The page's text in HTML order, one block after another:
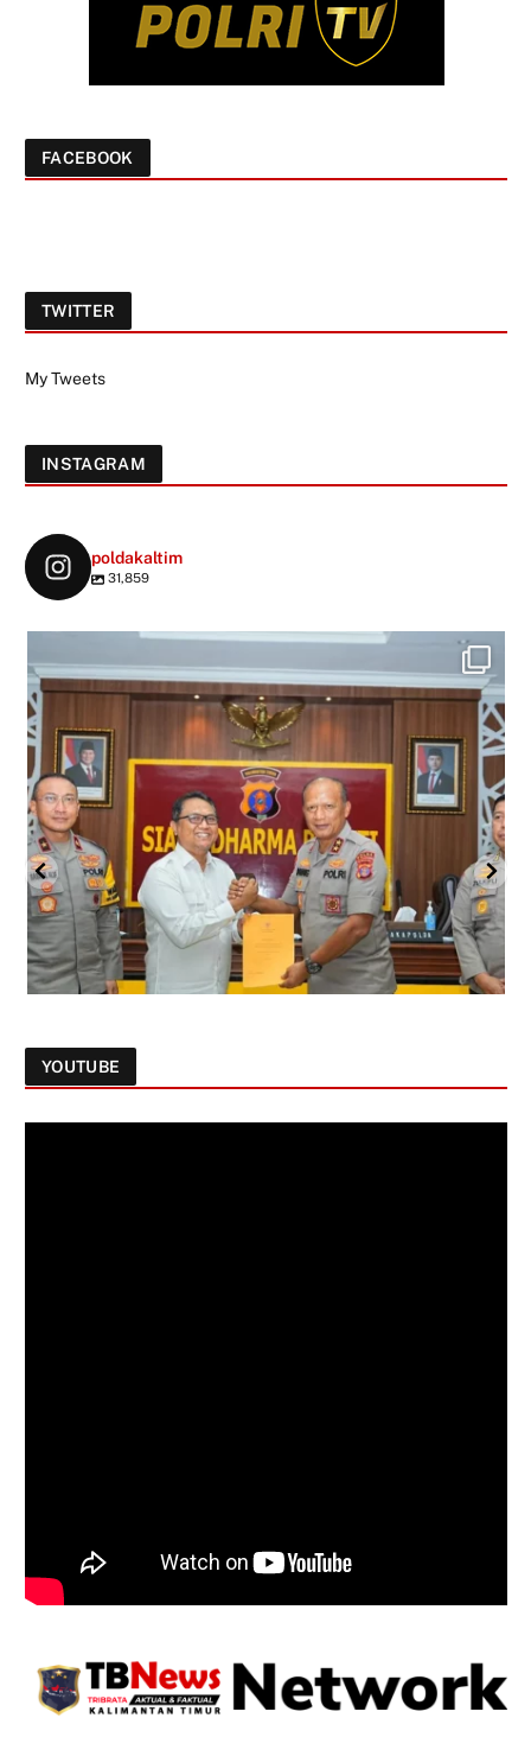
FACEBOOK
TWITTER
My Tweets
INSTAGRAM
poldakaltim
31,859
YOUTUBE